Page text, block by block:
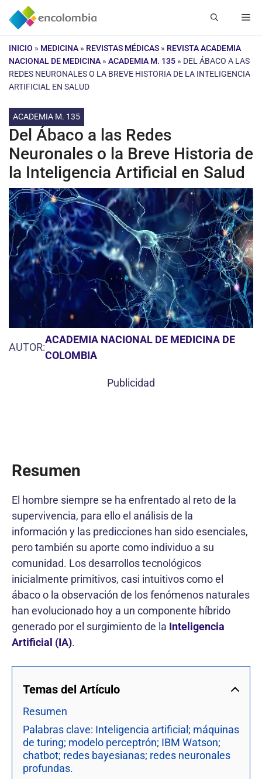
Saltar
INICIO » MEDICINA » REVISTAS MÉDICAS » REVISTA ACADEMIA
NACIONAL DE MEDICINA » ACADEMIA M. 135 » DEL ÁBACO A LAS
REDES NEURONALES O LA BREVE HISTORIA DE LA INTELIGENCIA
ARTIFICIAL EN SALUD
ACADEMIA M. 135
Del Ábaco a las Redes
Neuronales o la Breve Historia de
la Inteligencia Artificial en Salud
AUTOR:
ACADEMIA NACIONAL DE MEDICINA DE
COLOMBIA
Publicidad
Resumen
El hombre siempre se ha enfrentado al reto de la
supervivencia, para ello el análisis de la
información y las predicciones han sido esenciales,
pero también su aporte como individuo a su
comunidad. Los desarrollos tecnológicos
inicialmente primitivos, casi intuitivos como el
ábaco o la observación de los fenómenos naturales
han evolucionado hoy a un componente híbrido
generado por el surgimiento de la Inteligencia
Artificial (IA).
Temas del Artículo
Resumen
Palabras clave: Inteligencia artificial; máquinas
de turing; modelo perceptrón; IBM Watson;
chatbot; redes bayesianas; redes neuronales
profundas.